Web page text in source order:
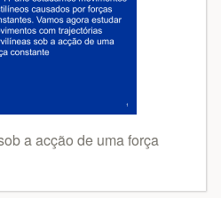
a acção de uma força